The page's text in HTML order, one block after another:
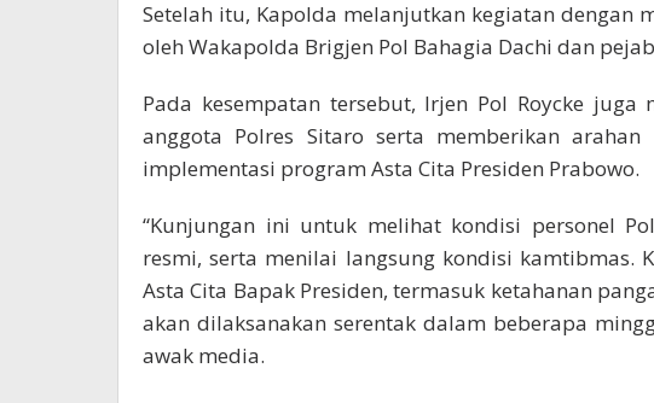
Setelah itu, Kapolda melanjutkan kegiatan dengan
oleh Wakapolda Brigjen Pol Bahagia Dachi dan
Pada kesempatan tersebut, Irjen Pol Roycke
anggota Polres Sitaro serta memberikan
implementasi program Asta Cita Presiden Prabowo.
“Kunjungan ini untuk melihat kondisi personel
resmi, serta menilai langsung kondisi kamtibmas.
Asta Cita Bapak Presiden, termasuk ketahanan
akan dilaksanakan serentak dalam beberapa
awak media.